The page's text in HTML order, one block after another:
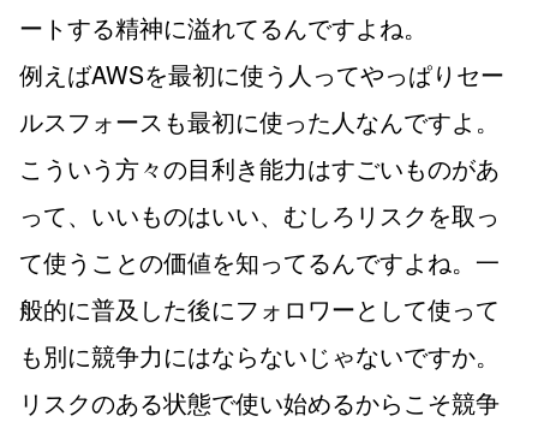
ートする精神に溢れてるんですよね。
例えばAWSを最初に使う人ってやっぱりセー
ルスフォースも最初に使った人なんですよ。
こういう方々の目利き能力はすごいものがあ
って、いいものはいい、むしろリスクを取っ
て使うことの価値を知ってるんですよね。一
般的に普及した後にフォロワーとして使って
も別に競争力にはならないじゃないですか。
リスクのある状態で使い始めるからこそ競争